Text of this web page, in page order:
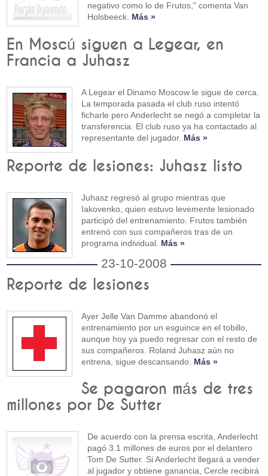
negativo como lo de Frutos," comenta Van
Holsbeeck. Más »
En Moscú siguen a Legear, en
Francia a Juhasz
A Legear el Dinamo Moscow le sigue de cerca.
La temporada pasada el club ruso intentó
ficharle pero Anderlecht se negó a completar la
transferencia. El club ruso ya ha contactado al
representante del jugador. Más »
Reporte de lesiones: Juhasz listo
Juhasz regresó al grupo mientras que
Iakovenko, quien estuvo levemente lesionado
participó del entrenamiento. Frutos también
entrenó con sus compañeros tras de un
programa individual. Más »
23-10-2008
Reporte de lesiones
Ayer Jelle Van Damme abandonó el
entrenamiento por un esguince en el tobillo,
aunque hoy ya puedo regresar con el resto de
sus compañeros. Roland Juhasz aún no
entrena, sigue descansando. Más »
Se pagaron más de tres
millones por De Sutter
De acuerdo con la prensa escrita, Anderlecht
pagó 3.1 millones de euros por el delantero
Tom De Sutter. Si Anderlecht llegará a vender
al jugador y obtiene ganancia, Cercle recibirá